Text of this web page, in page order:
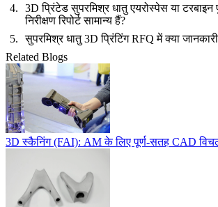
3D प्रिंटेड सुपरमिश्र धातु एयरोस्पेस या टरबाइन
निरीक्षण रिपोर्ट सामान्य हैं?
सुपरमिश्र धातु 3D प्रिंटिंग RFQ में क्या जानकारी
Related Blogs
3D स्कैनिंग (FAI): AM के लिए पूर्ण-सतह CAD